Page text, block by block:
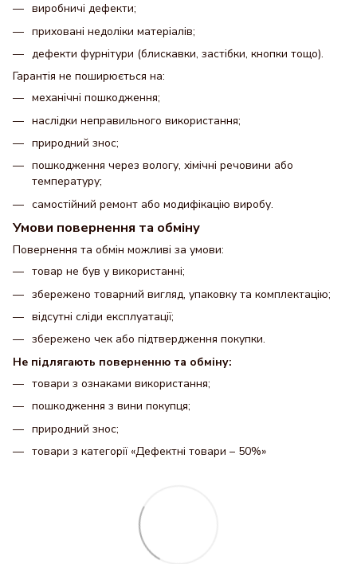
виробничі дефекти;
приховані недоліки матеріалів;
дефекти фурнітури (блискавки, застібки, кнопки тощо).
Гарантія не поширюється на:
механічні пошкодження;
наслідки неправильного використання;
природний знос;
пошкодження через вологу, хімічні речовини або
температуру;
самостійний ремонт або модифікацію виробу.
Умови повернення та обміну
Повернення та обмін можливі за умови:
товар не був у використанні;
збережено товарний вигляд, упаковку та комплектацію;
відсутні сліди експлуатації;
збережено чек або підтвердження покупки.
Не підлягають поверненню та обміну:
товари з ознаками використання;
пошкодження з вини покупця;
природний знос;
товари з категорії «Дефектні товари – 50%»